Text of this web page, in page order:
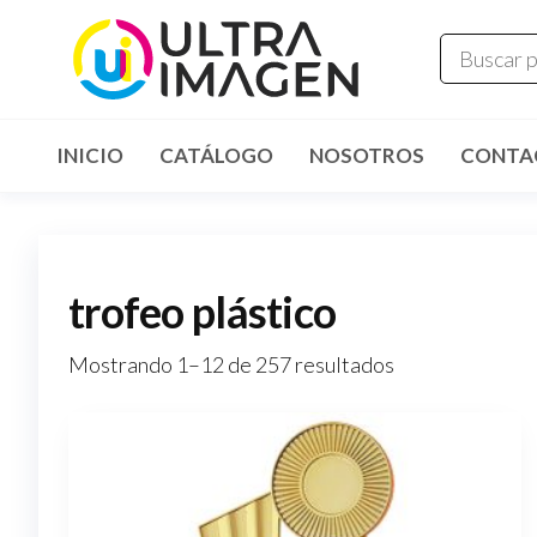
INICIO CATÁLOGO NOSOTROS
trofeo plástico
Mostrando 1–12 de 257 resultados